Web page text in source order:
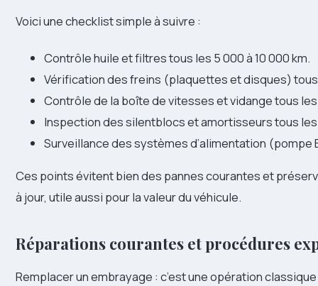
Voici une checklist simple à suivre :
Contrôle huile et filtres tous les 5 000 à 10 000 km.
Vérification des freins (plaquettes et disques)
Contrôle de la boîte de vitesses et vidange tous
Inspection des silentblocs et amortisseurs tous
Surveillance des systèmes d’alimentation (pompe
Ces points évitent bien des pannes courantes et
à jour, utile aussi pour la valeur du véhicule.
Réparations courantes et procédures
Remplacer un embrayage : c’est une opération